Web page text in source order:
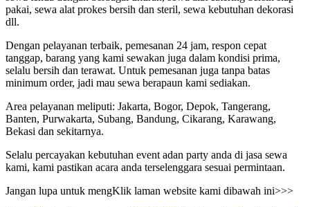
pakai, sewa alat prokes bersih dan steril, sewa kebutuhan dekorasi
dll.
Dengan pelayanan terbaik, pemesanan 24 jam, respon cepat
tanggap, barang yang kami sewakan juga dalam kondisi prima,
selalu bersih dan terawat. Untuk pemesanan juga tanpa batas
minimum order, jadi mau sewa berapaun kami sediakan.
Area pelayanan meliputi: Jakarta, Bogor, Depok, Tangerang,
Banten, Purwakarta, Subang, Bandung, Cikarang, Karawang,
Bekasi dan sekitarnya.
Selalu percayakan kebutuhan event adan party anda di jasa sewa
kami, kami pastikan acara anda terselenggara sesuai permintaan.
Jangan lupa untuk mengKlik laman website kami dibawah ini>>>